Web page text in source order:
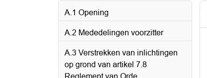
A.1 Opening
A.2 Mededelingen voorzitter
A.3 Verstrekken van inlichtingen
op grond van artikel 7.8
Reglement van Orde